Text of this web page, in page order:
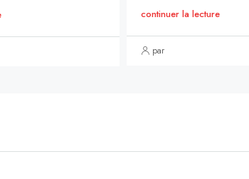
continuer la lecture
par